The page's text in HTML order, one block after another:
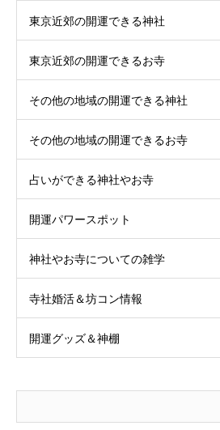
東京近郊の開運できる神社
東京近郊の開運できるお寺
その他の地域の開運できる神社
その他の地域の開運できるお寺
占いができる神社やお寺
開運パワースポット
神社やお寺についての雑学
寺社婚活＆坊コン情報
開運グッズ＆神棚